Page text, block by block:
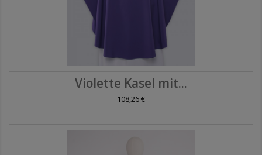
Violette Kasel mit...
108,26 €